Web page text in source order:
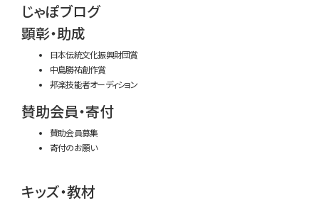
じゃぽブログ
顕彰・助成
日本伝統文化振興財団賞
中島勝祐創作賞
邦楽技能者オーディション
賛助会員・寄付
賛助会員募集
寄付のお願い
キッズ・教材